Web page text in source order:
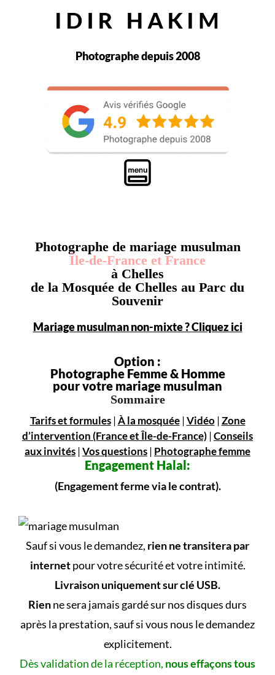
Photographe depuis 2008
Photographe de mariage musulman
Île-de-France et France
à Chelles
de la Mosquée de Chelles au Parc du
Souvenir
Mariage musulman non-mixte ? Cliquez ici
Option :
Photographe Femme & Homme
pour votre mariage musulman
Sommaire
Tarifs et formules|À la mosquée|Vidéo|Zone
d’intervention (France et Île-de-France) |Conseils
aux invités |Vos questions | Photographe femme
Engagement Halal:
(Engagement ferme via le contrat).
Sauf si vous le demandez, rien ne transitera par
internetpour votre sécurité et votre intimité.
Livraison uniquement sur clé USB.
Rienne sera jamais gardé sur nos disques durs
après la prestation, sauf si vous nous le demandez
explicitement.
Dès validation de la réception, nous effaçons tous